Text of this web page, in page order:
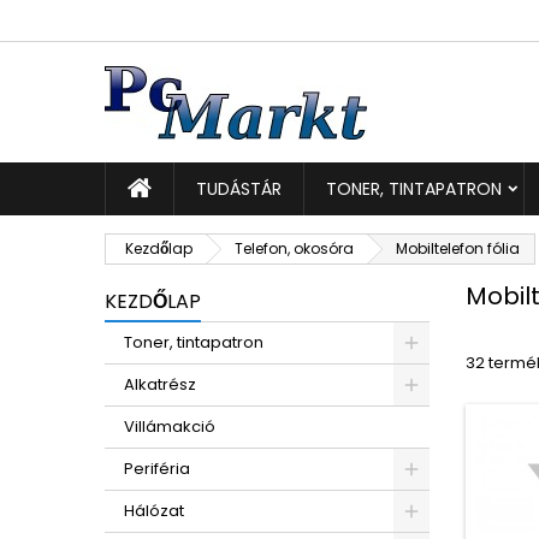
TUDÁSTÁR TONER, TINTAPATRON
Kezdőlap Telefon, okosóra Mobiltelefon fólia
KEZDŐLAP
Toner, tintapatron
Alkatrész
Villámakció
Periféria
Hálózat
32